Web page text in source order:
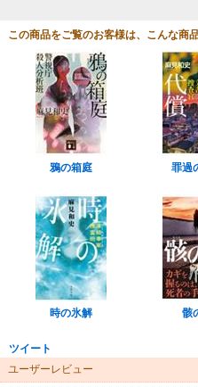
この商品をご覧のお客様は、こんな商
鴉の箱庭 罪過
時の氷解 骸
ツイート
ユーザーレビュー